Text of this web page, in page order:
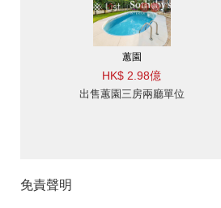
蕙園
HK$ 2.98億
出售蕙園三房兩廳單位
免責聲明